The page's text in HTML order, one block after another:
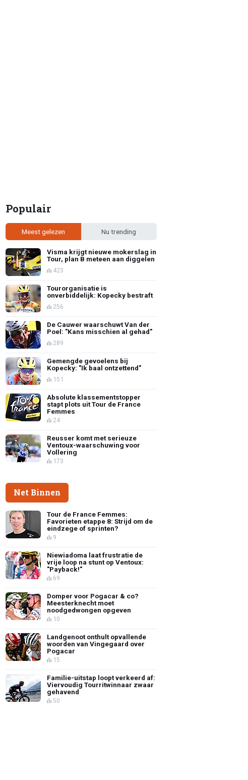
Populair
Meest gelezen Nu trending
Visma krijgt nieuwe mokerslag in
Tour, plan B meteen aan diggelen
423
Tourorganisatie is
onverbiddelijk: Kopecky bestraft
256
De Cauwer waarschuwt Van der
Poel: "Kans misschien al gehad"
289
Gemengde gevoelens bij
Kopecky: "Ik baal ontzettend"
151
Absolute klassementstopper
stapt plots uit Tour de France
Femmes
24
Reusser komt met serieuze
Ventoux-waarschuwing voor
Vollering
173
Net Binnen
Tour de France Femmes:
Favorieten etappe 8: Strijd om de
eindzege of sprinten?
9
Niewiadoma laat frustratie de
vrije loop na stunt op Ventoux:
"Payback!"
69
Domper voor Pogacar & co?
Meesterknecht moet
noodgedwongen opgeven
10
Landgenoot onthult opvallende
woorden van Vingegaard over
Pogacar
15
Familie-uitstap loopt verkeerd af:
Viervoudig Tourritwinnaar zwaar
gehavend
50